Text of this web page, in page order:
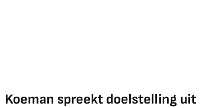
Koeman spreekt doelstelling uit